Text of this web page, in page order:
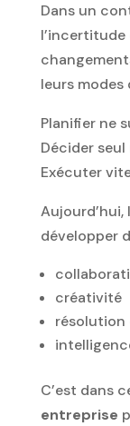
Dans un
leurs
Planifier ne
Décider
Exécuter
développer
créativité
résolution
C’est dans
entreprise